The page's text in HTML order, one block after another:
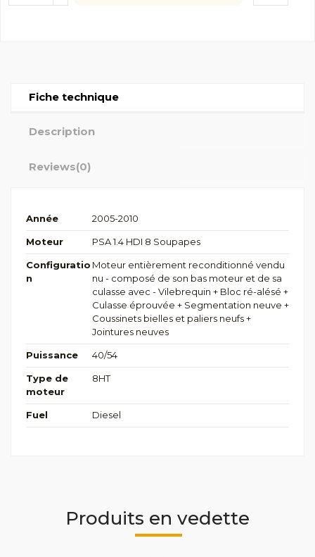
Fiche technique
Description
Reviews(0)
Année 2005-2010
Moteur PSA 1.4 HDI 8 Soupapes
Configuratio
n
Moteur entièrement reconditionné vendu
nu - composé de son bas moteur et de sa
culasse avec - Vilebrequin + Bloc ré-alésé +
Culasse éprouvée + Segmentation neuve +
Coussinets bielles et paliers neufs +
Jointures neuves
Puissance 40/54
Type de
moteur
8HT
Fuel Diesel
Produits en vedette